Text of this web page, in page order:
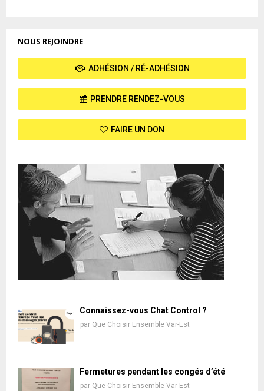
NOUS REJOINDRE
ADHÉSION / RÉ-ADHÉSION
PRENDRE RENDEZ-VOUS
FAIRE UN DON
Connaissez-vous Chat Control ?
par Que Choisir Ensemble Var-Est
Fermetures pendant les congés d’été
par Que Choisir Ensemble Var-Est